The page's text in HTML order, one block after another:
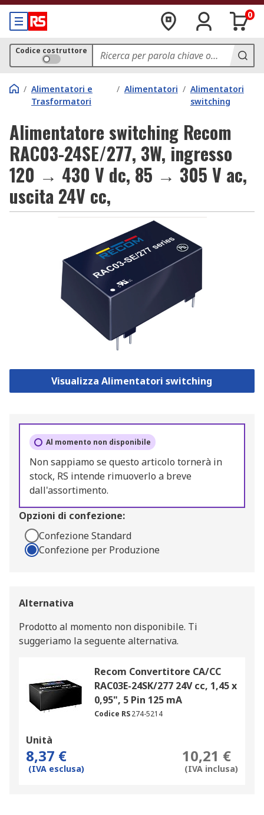
0
Codice costruttore
/ Alimentatori e
Trasformatori
/ Alimentatori / Alimentatori
switching
Alimentatore switching Recom
RAC03-24SE/277, 3W, ingresso
120 → 430 V dc, 85 → 305 V ac,
uscita 24V cc,
Visualizza Alimentatori switching
Al momento non disponibile
Non sappiamo se questo articolo tornerà in
stock, RS intende rimuoverlo a breve
dall'assortimento.
Opzioni di confezione:
Confezione Standard
Confezione per Produzione
Alternativa
Prodotto al momento non disponibile. Ti
suggeriamo la seguente alternativa.
Recom Convertitore CA/CC
RAC03E-24SK/277 24V cc, 1,45 x
0,95", 5 Pin 125 mA
Codice RS274-5214
Unità
8,37 €
(IVA esclusa)
10,21 €
(IVA inclusa)